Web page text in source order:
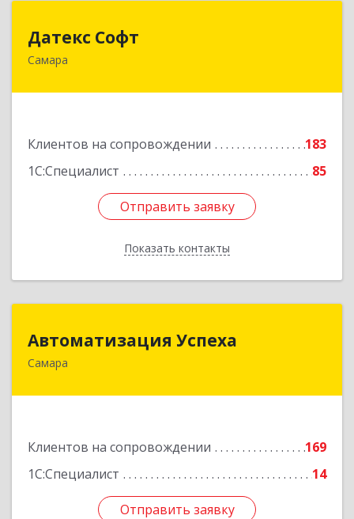
Датекс Софт
Самара
Клиентов на сопровождении
183
1С:Специалист
85
Отправить заявку
Показать контакты
443070, Самарская обл, Самара г, Партизанская
Отправить заявку
Назад
Автоматизация Успеха
Самара
Клиентов на сопровождении
169
1С:Специалист
14
Отправить заявку
Отправить заявку